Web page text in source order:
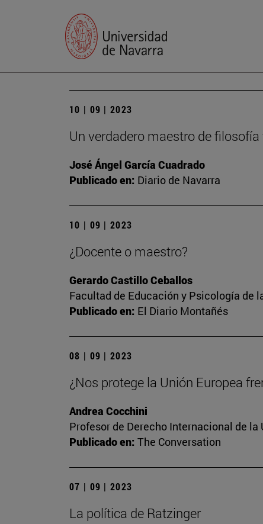
10 | 09 | 2023
Un verdadero maestro de filosofía
José Ángel García Cuadrado
Publicado en: Diario de Navarra
10 | 09 | 2023
¿Docente o maestro?
Gerardo Castillo Ceballos
Facultad de Educación y Psicología de
Publicado en: El Diario Montañés
08 | 09 | 2023
¿Nos protege la Unión Europea
Andrea Cocchini
Profesor de Derecho Internacional de la
Publicado en: The Conversation
07 | 09 | 2023
La política de Ratzinger